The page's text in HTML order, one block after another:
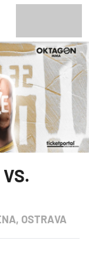
OSTRAVA